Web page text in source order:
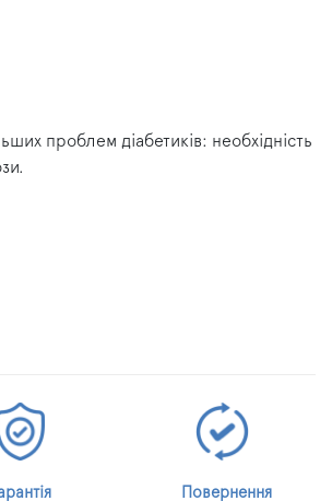
проблем діабетиків: необхідність
Повернення